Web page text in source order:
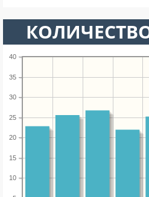
10
15
20
25
30
35
40